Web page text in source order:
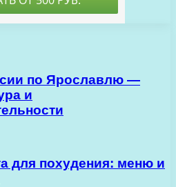
по Ярославлю —
и
для похудения: меню и